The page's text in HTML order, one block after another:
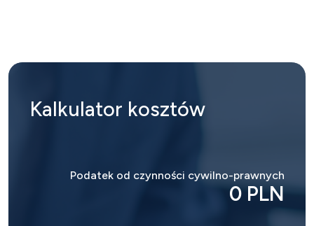
Kalkulator kosztów
Podatek od czynności cywilno-prawnych
0 PLN